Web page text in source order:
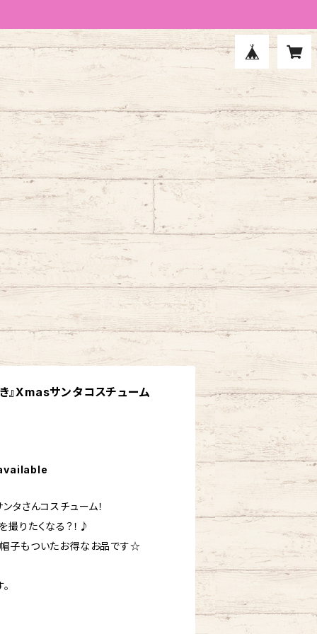
』Xmasサンタコスチューム
タさんコスチューム！
撮りたくなる？！♪
子もついたお得なお品です☆